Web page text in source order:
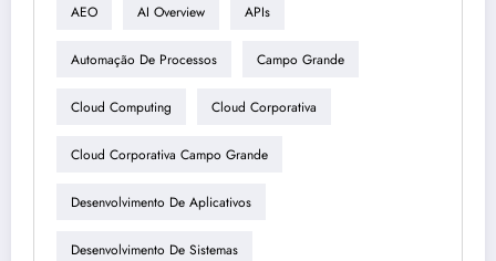
AEO AI Overview APIs
Automação De Processos Campo Grande
Cloud Computing Cloud Corporativa
Cloud Corporativa Campo Grande
Desenvolvimento De Aplicativos
Desenvolvimento De Sistemas